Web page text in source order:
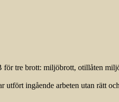
tre brott: miljöbrott, otillåten
ingående arbeten utan rätt